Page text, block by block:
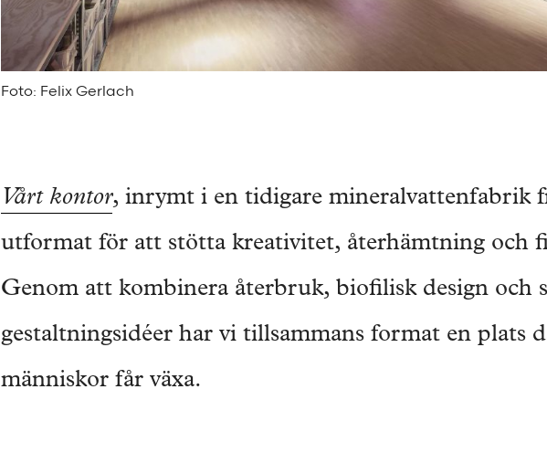
Foto: Felix Gerlach
Vårt kontor, inrymt i en tidigare mineralvattenfabrik
utformat för att stötta kreativitet, återhämtning och
Genom att kombinera återbruk, biofilisk design och
gestaltningsidéer har vi tillsammans format en plats
människor får växa.